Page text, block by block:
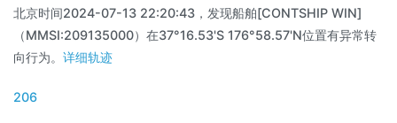
北京时间2024-07-13 22:20:43，发现船舶[CONTSHIP WIN]
（MMSI:209135000）在37°16.53'S 176°58.57'N位置有异常转
向行为。 详细轨迹
206